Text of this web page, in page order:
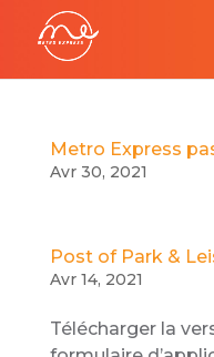
Metro Express
Avr 30, 2021
Post of Park &
Avr 14, 2021
Télécharger la